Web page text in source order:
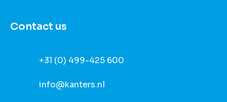
Contact us
+31 (0) 499-425 600
info@kanters.nl